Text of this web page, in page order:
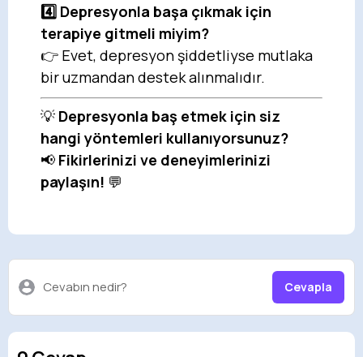
4️⃣ Depresyonla başa çıkmak için
terapiye gitmeli miyim?
👉 Evet, depresyon şiddetliyse mutlaka
bir uzmandan destek alınmalıdır.
💡 Depresyonla baş etmek için siz
hangi yöntemleri kullanıyorsunuz?
📢 Fikirlerinizi ve deneyimlerinizi
paylaşın! 💬
Cevabın nedir? Cevapla